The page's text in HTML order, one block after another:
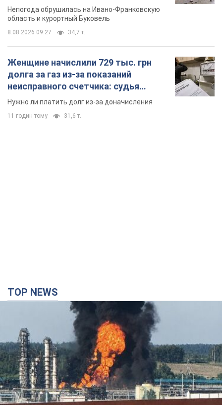
Непогода обрушилась на Ивано-Франковскую
область и курортный Буковель
8.08.2026 09:27 34,7 т.
Женщине начислили 729 тыс. грн
долга за газ из-за показаний
неисправного счетчика: судья
вынес неожиданное решение
Нужно ли платить долг из-за доначисления
11 годин тому 31,6 т.
TOP NEWS